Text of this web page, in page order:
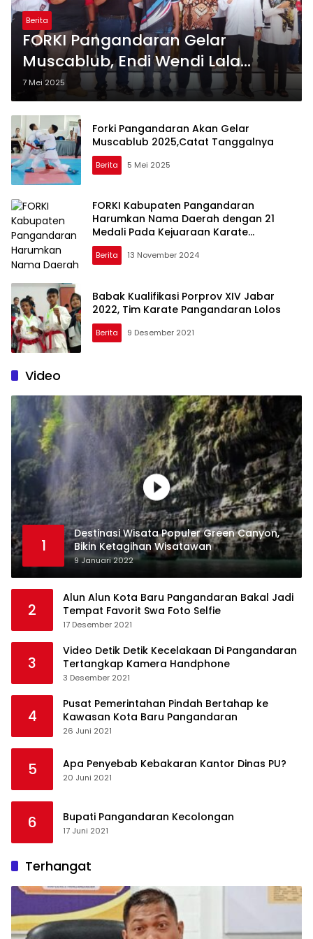
Berita
FORKI Pangandaran Gelar
Muscablub, Endi Wendi Lala
Terpilih sebagai Ketua Umum
Baru
7 Mei 2025
Forki Pangandaran Akan Gelar
Muscablub 2025,Catat Tanggalnya
Berita 5 Mei 2025
FORKI Kabupaten Pangandaran
Harumkan Nama Daerah dengan 21
Medali Pada Kejuaraan Karate
Internasional di Yogyakarta
Berita 13 November 2024
Babak Kualifikasi Porprov XIV Jabar
2022, Tim Karate Pangandaran Lolos
Berita 9 Desember 2021
Video
1
Destinasi Wisata Populer Green Canyon,
Bikin Ketagihan Wisatawan
9 Januari 2022
2
Alun Alun Kota Baru Pangandaran Bakal Jadi
Tempat Favorit Swa Foto Selfie
17 Desember 2021
3
Video Detik Detik Kecelakaan Di Pangandaran
Tertangkap Kamera Handphone
3 Desember 2021
4
Pusat Pemerintahan Pindah Bertahap ke
Kawasan Kota Baru Pangandaran
26 Juni 2021
5 Apa Penyebab Kebakaran Kantor Dinas PU?
20 Juni 2021
6 Bupati Pangandaran Kecolongan
17 Juni 2021
Terhangat